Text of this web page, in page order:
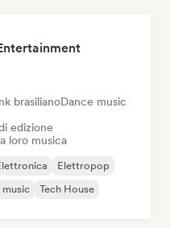
brasilianoDance music
edizione
loro musica
Elettropop
music Tech House